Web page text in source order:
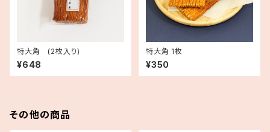
特大角 (2枚入り)
¥648
特大角 1枚
¥350
その他の商品